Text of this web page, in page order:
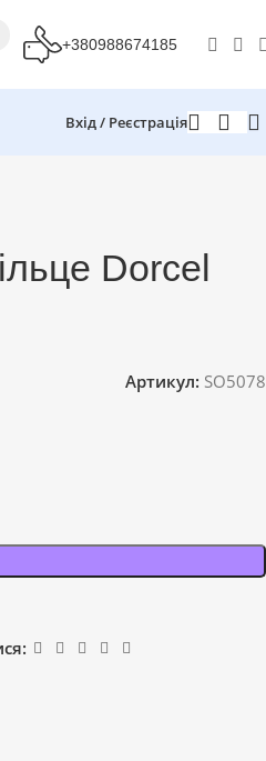
+380988674185
Вхід / Реєстрація
Dorcel
Артикул: SO5078